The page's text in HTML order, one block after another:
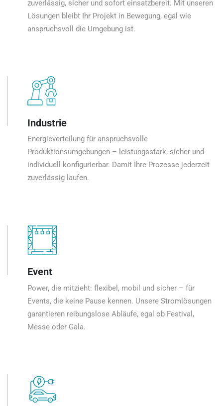
zuverlässig, sicher und sofort einsatzbereit. Mit unseren
Lösungen bleibt Ihr Projekt in Bewegung, egal wie
anspruchsvoll die Umgebung ist.
Industrie
Energieverteilung für anspruchsvolle
Produktionsumgebungen – leistungsstark, sicher und
individuell konfigurierbar. Damit Ihre Prozesse jederzeit
zuverlässig laufen.
Event
Power, die mitzieht: flexibel, mobil und sicher – für
Events, die keine Pause kennen. Unsere Stromlösungen
garantieren reibungslose Abläufe, egal ob Festival,
Messe oder Gala.